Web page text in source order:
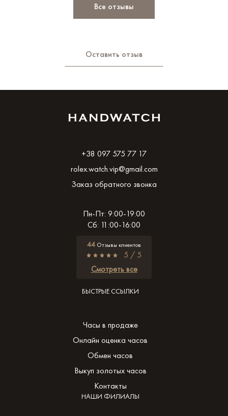
Все отзывы
Оставить отзыв
+38 097 575 77 17
rolex.watch.vip@gmail.com
Заказ обратного звонка
Пн-Пт: 9:00-19:00
Сб: 11:00-16:00
44 Отзывы клиентов
5 / 5
Смотреть все
БЫСТРЫЕ ССЫЛКИ
Часы в продаже
Онлайн оценка часов
Обмен часов
Выкуп золотых часов
Контакты
НАШИ ФИЛИАЛЫ